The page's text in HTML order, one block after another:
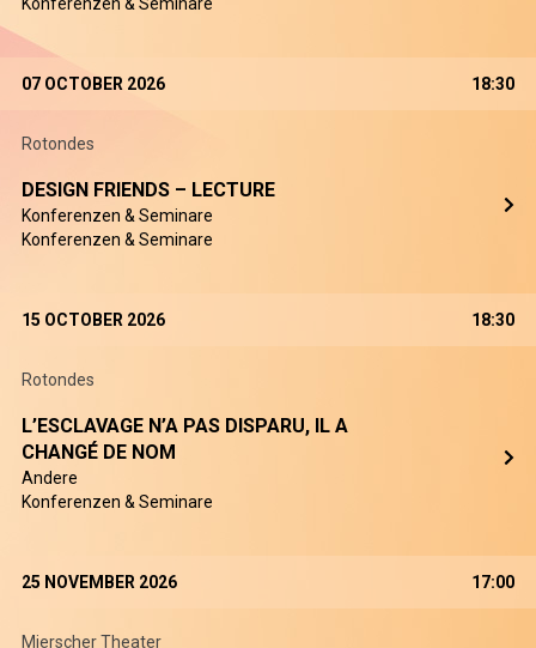
07 OCTOBER 2026 18:30
Rotondes
DESIGN FRIENDS – LECTURE
Konferenzen & Seminare
Konferenzen & Seminare
15 OCTOBER 2026 18:30
Rotondes
L’ESCLAVAGE N’A PAS DISPARU, IL A
CHANGÉ DE NOM
Andere
Konferenzen & Seminare
25 NOVEMBER 2026 17:00
Mierscher Theater